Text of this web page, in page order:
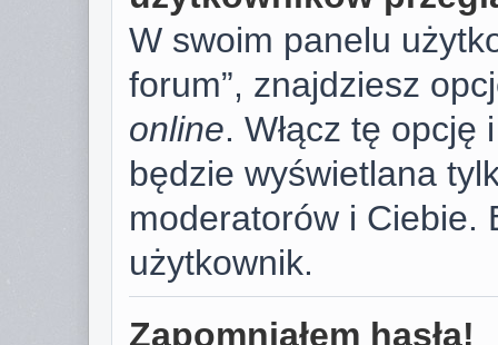
W swoim panelu
forum”, znajdziesz
online. Włącz tę
będzie wyświetlana
moderatorów i Ciebie.
użytkownik.
Zapomniałem hasła!